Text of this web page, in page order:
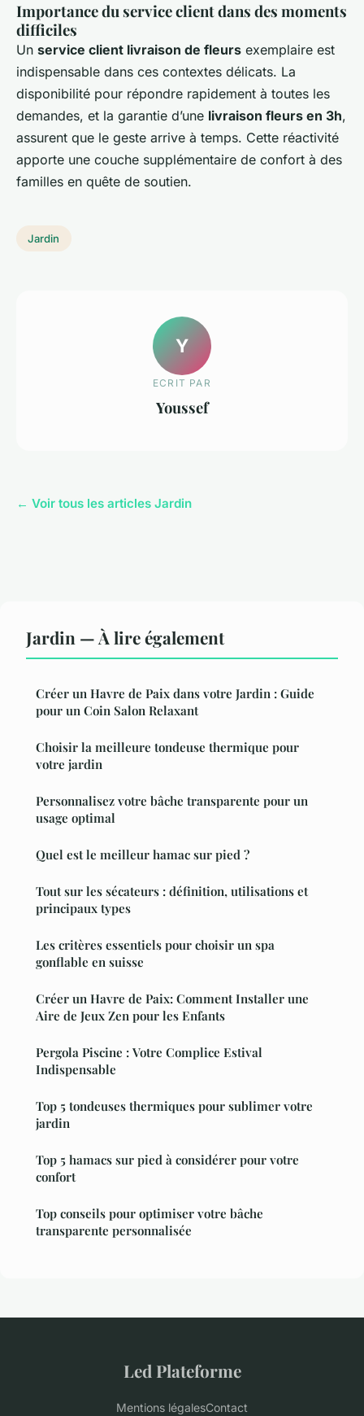
Importance du service client dans des moments
difficiles
Un service client livraison de fleurs exemplaire est
indispensable dans ces contextes délicats. La
disponibilité pour répondre rapidement à toutes les
demandes, et la garantie d’une livraison fleurs en 3h,
assurent que le geste arrive à temps. Cette réactivité
apporte une couche supplémentaire de confort à des
familles en quête de soutien.
Jardin
Y
ECRIT PAR
Youssef
← Voir tous les articles Jardin
Jardin — À lire également
Créer un Havre de Paix dans votre Jardin : Guide
pour un Coin Salon Relaxant
Choisir la meilleure tondeuse thermique pour
votre jardin
Personnalisez votre bâche transparente pour un
usage optimal
Quel est le meilleur hamac sur pied ?
Tout sur les sécateurs : définition, utilisations et
principaux types
Les critères essentiels pour choisir un spa
gonflable en suisse
Créer un Havre de Paix: Comment Installer une
Aire de Jeux Zen pour les Enfants
Pergola Piscine : Votre Complice Estival
Indispensable
Top 5 tondeuses thermiques pour sublimer votre
jardin
Top 5 hamacs sur pied à considérer pour votre
confort
Top conseils pour optimiser votre bâche
transparente personnalisée
Led Plateforme
Mentions légalesContact